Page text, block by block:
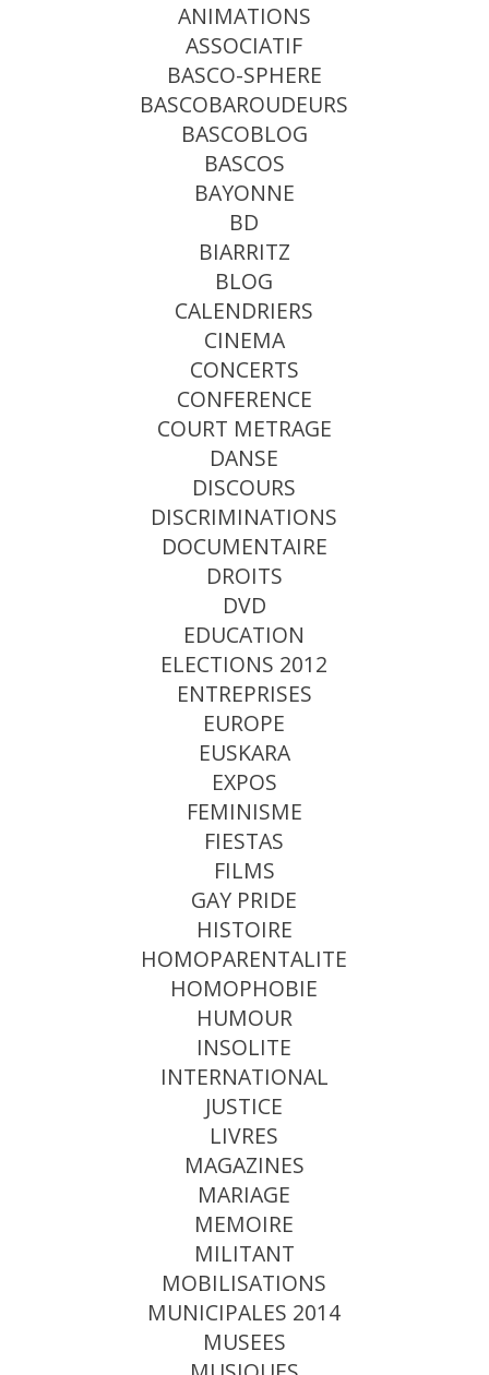
ANIMATIONS
ASSOCIATIF
BASCO-SPHERE
BASCOBAROUDEURS
BASCOBLOG
BASCOS
BAYONNE
BD
BIARRITZ
BLOG
CALENDRIERS
CINEMA
CONCERTS
CONFERENCE
COURT METRAGE
DANSE
DISCOURS
DISCRIMINATIONS
DOCUMENTAIRE
DROITS
DVD
EDUCATION
ELECTIONS 2012
ENTREPRISES
EUROPE
EUSKARA
EXPOS
FEMINISME
FIESTAS
FILMS
GAY PRIDE
HISTOIRE
HOMOPARENTALITE
HOMOPHOBIE
HUMOUR
INSOLITE
INTERNATIONAL
JUSTICE
LIVRES
MAGAZINES
MARIAGE
MEMOIRE
MILITANT
MOBILISATIONS
MUNICIPALES 2014
MUSEES